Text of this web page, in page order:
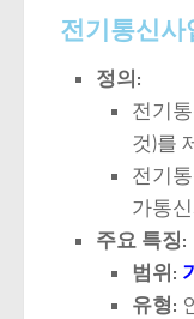
전기통신사
정의:
전기
것)를
전기
가통
주요 특징:
범위:
유형: